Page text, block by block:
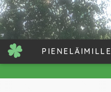
PIENELÄIMILLE